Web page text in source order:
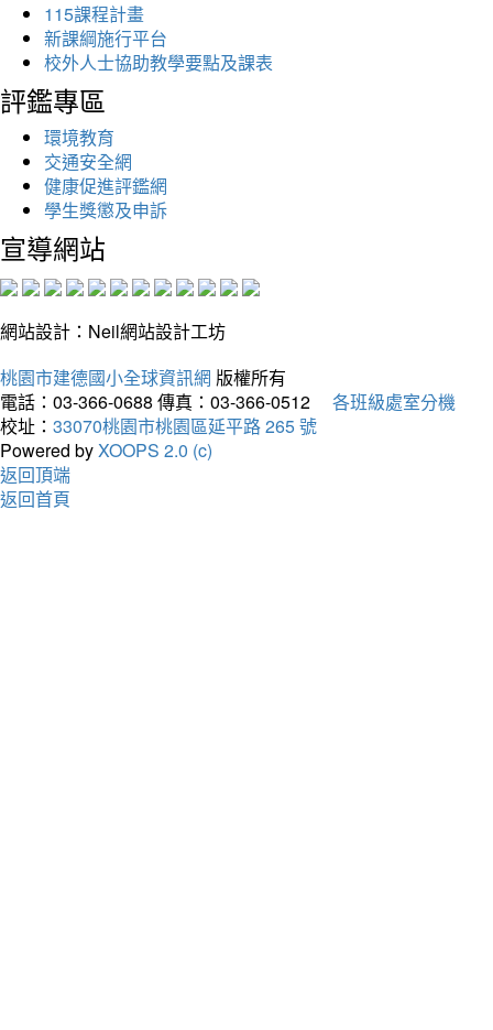
115課程計畫
新課綱施行平台
校外人士協助教學要點及課表
評鑑專區
環境教育
交通安全網
健康促進評鑑網
學生獎懲及申訴
宣導網站
網站設計：Neil網站設計工坊
桃園市建德國小全球資訊網 版權所有
電話：03-366-0688 傳真：03-366-0512
各班級處室分機
校址： 33070桃園市桃園區延平路 265 號
Powered byXOOPS 2.0 (c)
返回頂端
返回首頁